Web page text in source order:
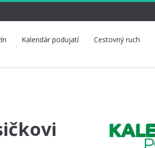
Kalendár podujatí Cestovný ruch